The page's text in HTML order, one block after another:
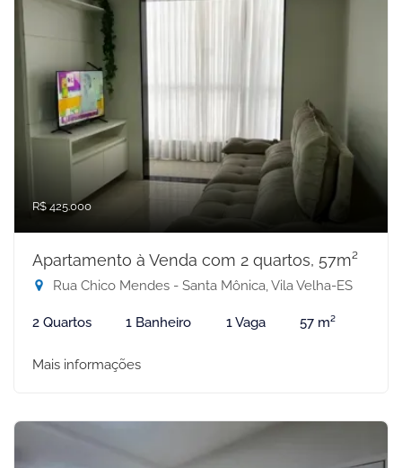
R$ 425.000
Apartamento à Venda com 2 quartos, 57m²
Rua Chico Mendes - Santa Mônica, Vila Velha-ES
2 Quartos 1 Banheiro 1 Vaga 57 m²
Mais informações